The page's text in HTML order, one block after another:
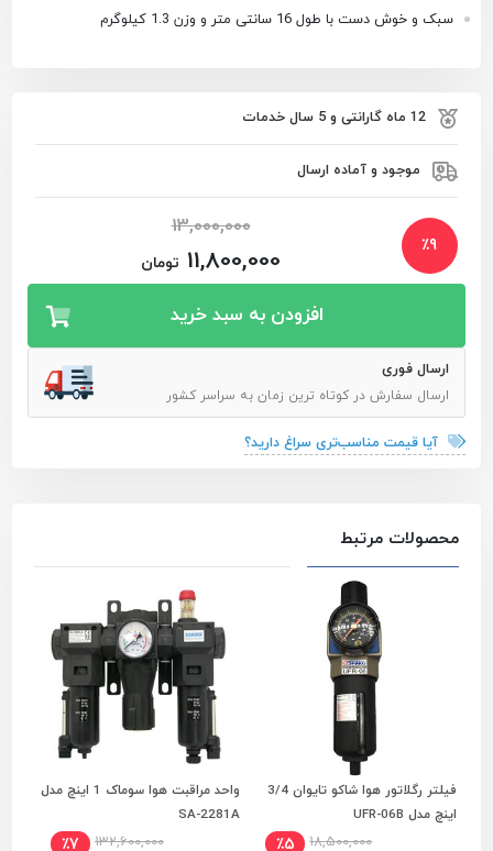
سبک و خوش دست با طول 16 سانتی متر و وزن 1.3 کیلوگرم
12 ماه گارانتی و 5 سال خدمات
موجود و آماده ارسال
٪9
13,000,000
11,800,000 تومان
افزودن به سبد خرید
ارسال فوری
ارسال سفارش در کوتاه ترین زمان به سراسر کشور
آیا قیمت مناسب‌تری سراغ دارید؟
محصولات مرتبط
افزودن به سبد خرید
فیلتر رگلاتور هوا شاکو تایوان 3/4
اینچ مدل UFR-06B
18,500,000 ٪5
افزودن به سبد خرید
واحد مراقبت هوا سوماک 1 اینچ مدل
SA-2281A
132,600,000 ٪7